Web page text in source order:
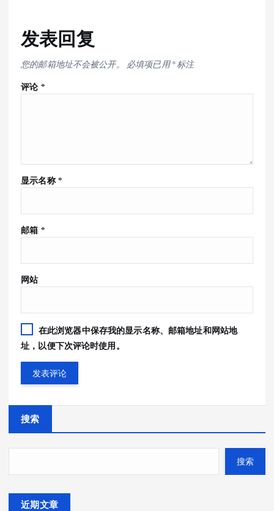
发表回复
您的邮箱地址不会被公开。 必填项已用*标注
评论 *
显示名称 *
邮箱 *
网站
在此浏览器中保存我的显示名称、邮箱地址和网站地
址，以便下次评论时使用。
搜索
搜索
近期文章